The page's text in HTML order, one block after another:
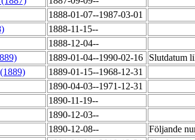
1888-01-07--1987-03-01
1888-11-15--
1888-12-04--
1889-01-04--1990-02-16 Slutdatum
1889-01-15--1968-12-31
1890-04-03--1971-12-31
1890-11-19--
1890-12-03--
1890-12-08-- Följande